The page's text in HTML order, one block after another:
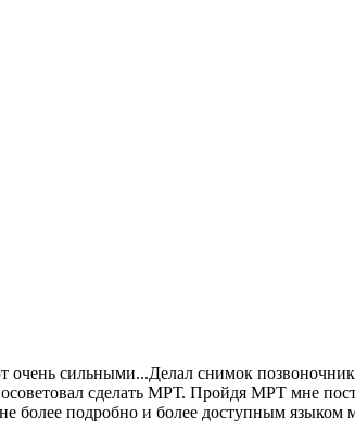
сильными...Делал снимок
сделать МРТ. Пройдя МРТ мне
подробно и более доступным языком